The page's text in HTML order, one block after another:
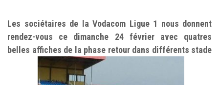
Les sociétaires de la Vodacom Ligue 1 nous donnent
rendez-vous ce dimanche 24 février avec quatres
belles affiches de la phase retour dans différents stade